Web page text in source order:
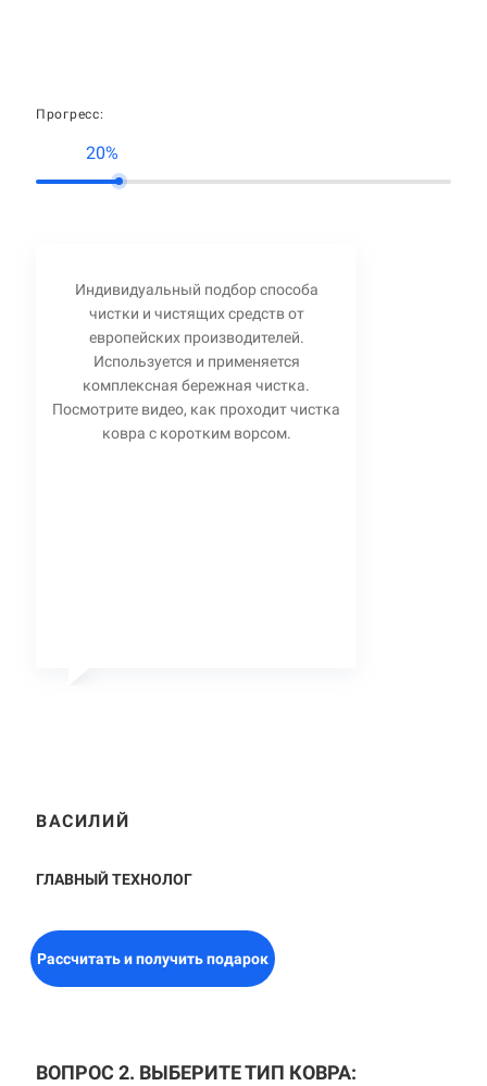
Прогресс:
20%
Индивидуальный подбор способа
чистки и чистящих средств от
европейских производителей.
Используется и применяется
комплексная бережная чистка.
Посмотрите видео, как проходит чистка
ковра с коротким ворсом.
ВАСИЛИЙ
ГЛАВНЫЙ ТЕХНОЛОГ
Рассчитать и получить подарок
ВОПРОС 2. ВЫБЕРИТЕ ТИП КОВРА: